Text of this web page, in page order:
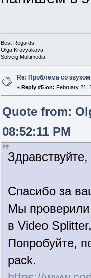
Best Regards,
Olga Krovyakova
Solveig Multimedia
Re: Проблема со звуком
« Reply #5 on: February 21,
Quote from:
08:52:11 PM
Спасибо за
Мы
в Video
Попробуйте,
pack.